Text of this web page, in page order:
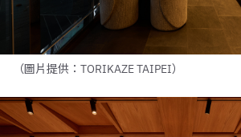
（圖片提供：TORIKAZE TAIPEI）